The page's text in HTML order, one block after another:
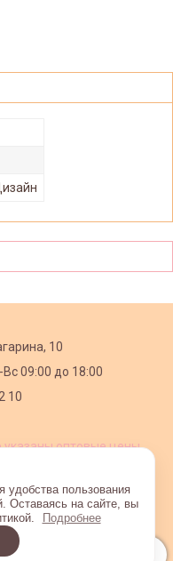
10
09:00 до 18:00
10
указаны оптовые цены,
на InSales
пользования
Оставаясь на сайте, вы
Подробнее